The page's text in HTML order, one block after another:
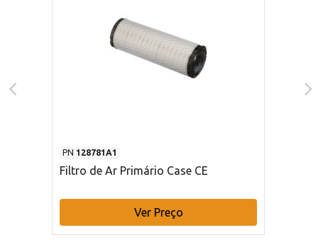
PN 128781A1
Filtro de Ar Primário Case CE
Ver Preço